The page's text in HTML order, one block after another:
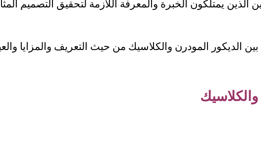
الذين يمتلكون الخبرة والمعرفة اللازمة لتحقيق التصميم
الديكور المودرن والكلاسيك من حيث التعريف والمزايا